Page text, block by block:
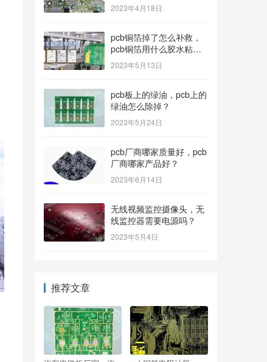
2023年4月18日
pcb铜箔掉了怎么补救，
pcb铜箔用什么胶水粘上
的？
2023年5月13日
pcb板上的绿油，pcb上的
绿油怎么除掉？
2023年5月24日
pcb厂商哪家质量好，pcb
厂商哪家产品好？
2023年6月14日
无线视频监控摄像头，无
线监控器需要电源吗？
2023年5月4日
推荐文章